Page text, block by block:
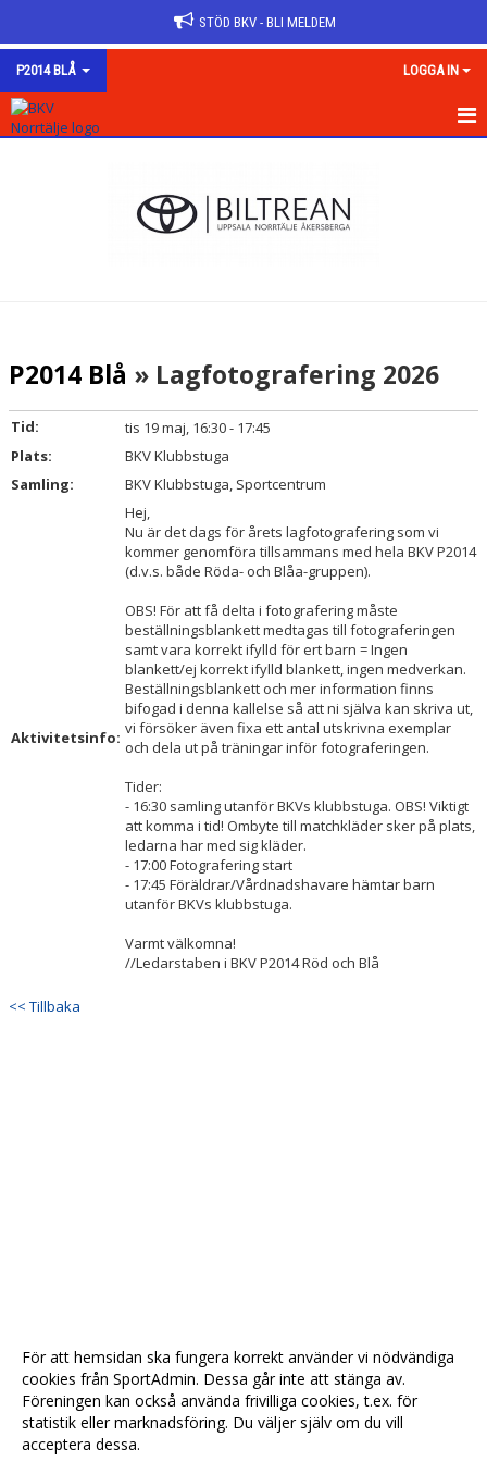
STÖD BKV - BLI MELDEM
P2014 BLÅ LOGGA IN
KONTAKT
P2014 Blå » Lagfotografering 2026
Tid:
tis 19 maj, 16:30 - 17:45
Plats:
BKV Klubbstuga
Samling:
BKV Klubbstuga, Sportcentrum
Aktivitetsinfo:
Hej,
Nu är det dags för årets lagfotografering som vi
kommer genomföra tillsammans med hela BKV P2014
(d.v.s. både Röda- och Blåa-gruppen).
OBS! För att få delta i fotografering måste
beställningsblankett medtagas till fotograferingen
samt vara korrekt ifylld för ert barn = Ingen
blankett/ej korrekt ifylld blankett, ingen medverkan.
Beställningsblankett och mer information finns
bifogad i denna kallelse så att ni själva kan skriva ut,
vi försöker även fixa ett antal utskrivna exemplar
och dela ut på träningar inför fotograferingen.
Tider:
- 16:30 samling utanför BKVs klubbstuga. OBS! Viktigt
att komma i tid! Ombyte till matchkläder sker på plats,
ledarna har med sig kläder.
- 17:00 Fotografering start
- 17:45 Föräldrar/Vårdnadshavare hämtar barn
utanför BKVs klubbstuga.
Varmt välkomna!
//Ledarstaben i BKV P2014 Röd och Blå
<< Tillbaka
För att hemsidan ska fungera korrekt använder vi nödvändiga
cookies från SportAdmin. Dessa går inte att stänga av.
Föreningen kan också använda frivilliga cookies, t.ex. för
statistik eller marknadsföring. Du väljer själv om du vill
acceptera dessa.